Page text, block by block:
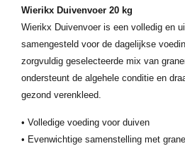
Wierikx Duivenvoer 20 kg
Wierikx Duivenvoer is een volledig en
samengesteld voor de dagelijkse
zorgvuldig geselecteerde mix van
ondersteunt de algehele conditie en
gezond verenkleed.
• Volledige voeding voor duiven
• Evenwichtige samenstelling met